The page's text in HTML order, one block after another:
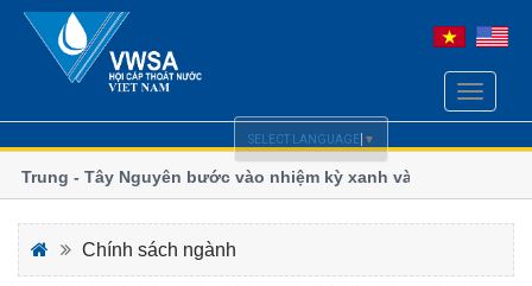
Toggle
- Tây Nguyên bước vào nhiệm kỳ xanh và
Ngành nước miền
đổi khí hậu
chính sách Luật Cấp, Thoát nước
Thoát nước Hà
Chính sách ngành
SELECT LANGUAGE ▼